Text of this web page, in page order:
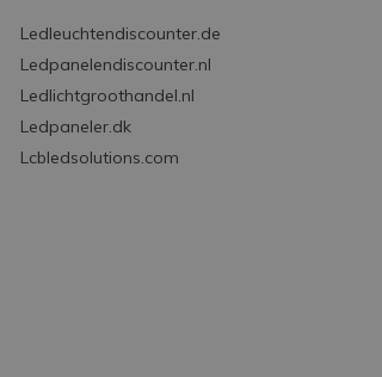
Ledleuchtendiscounter.de
Ledpanelendiscounter.nl
Ledlichtgroothandel.nl
Ledpaneler.dk
Lcbledsolutions.com